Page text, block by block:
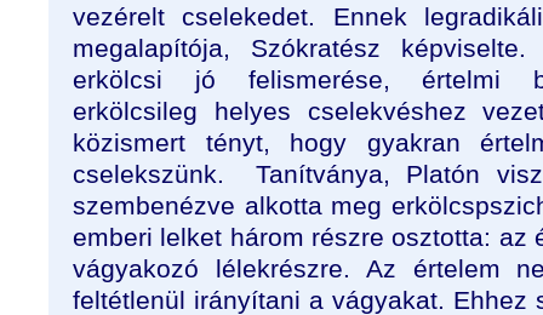
vezérelt cselekedet. Ennek
megalapítója, Szókratész
erkölcsi jó felismerése, értelmi
erkölcsileg helyes cselekvéshez
közismert tényt, hogy gyakran
cselekszünk. Tanítványa, Platón
szembenézve alkotta meg
emberi lelket három részre osztotta: az
vágyakozó lélekrészre. Az értelem
feltétlenül irányítani a vágyakat. Ehhez